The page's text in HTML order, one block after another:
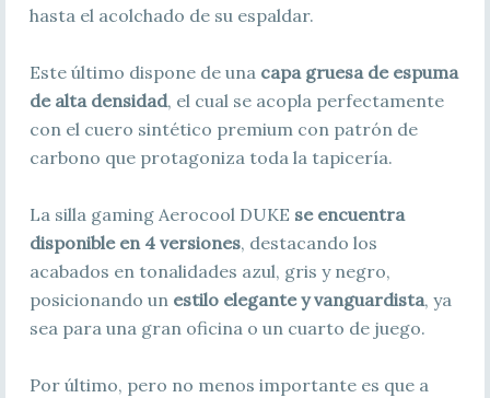
hasta el acolchado de su espaldar.
Este último dispone de una capa gruesa de espuma
de alta densidad, el cual se acopla perfectamente
con el cuero sintético premium con patrón de
carbono que protagoniza toda la tapicería.
La silla gaming Aerocool DUKE se encuentra
disponible en 4 versiones, destacando los
acabados en tonalidades azul, gris y negro,
posicionando un estilo elegante y vanguardista, ya
sea para una gran oficina o un cuarto de juego.
Por último, pero no menos importante es que a